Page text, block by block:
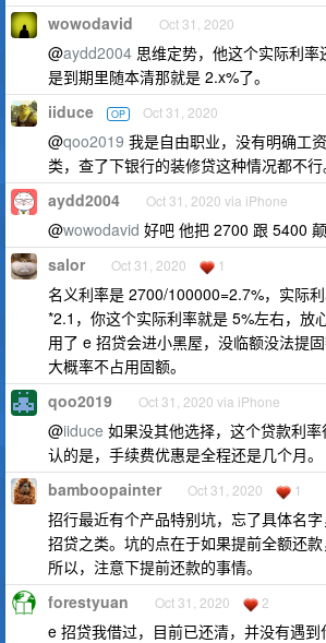
wowodavid Oct 31, 2020
@aydd2004 思维定势，他这个实际利
是到期里随本清那就是 2.x%了。
iiduce OP Oct 31, 2020
@qoo2019 我是自由职业，没有明确工
类，查了下银行的装修贷这种情况都不行
aydd2004 Oct 31, 2020 via iPhone
@wowodavid 好吧 他把 2700 跟 5400
salor Oct 31, 2020 1
名义利率是 2700/100000=2.7%，实际
*2.1，你这个实际利率就是 5%左右，放
用了 e 招贷会进小黑屋，没临额没法提
大概率不占用固额。
qoo2019 Oct 31, 2020 via iPhone
@iiduce 如果没其他选择，这个贷款利
认的是，手续费优惠是全程还是几个月。
bamboopainter Oct 31, 2020 1
招行最近有个产品特别坑，忘了具体名
招贷之类。坑的点在于如果提前全额还款
所以，注意下提前还款的事情。
forestyuan Oct 31, 2020 2
e 招贷我借过，目前已还清，并没有遇到